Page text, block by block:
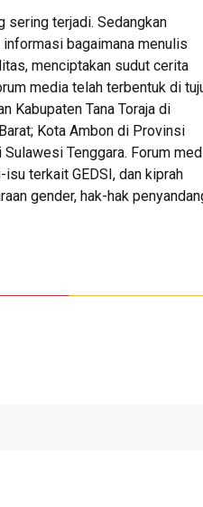
sering terjadi. Sedangkan
bagaimana menulis
menciptakan sudut cerita
media telah terbentuk di
Kabupaten Tana Toraja di
Kota Ambon di Provinsi
Tenggara. Forum
terkait GEDSI, dan kiprah
gender, hak-hak